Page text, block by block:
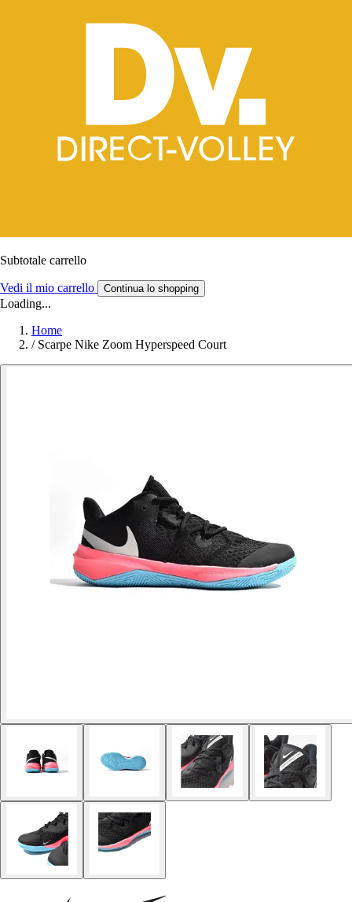
Subtotale carrello
Vedi il mio carrello Continua lo shopping
Loading...
Home
/ Scarpe Nike Zoom Hyperspeed Court